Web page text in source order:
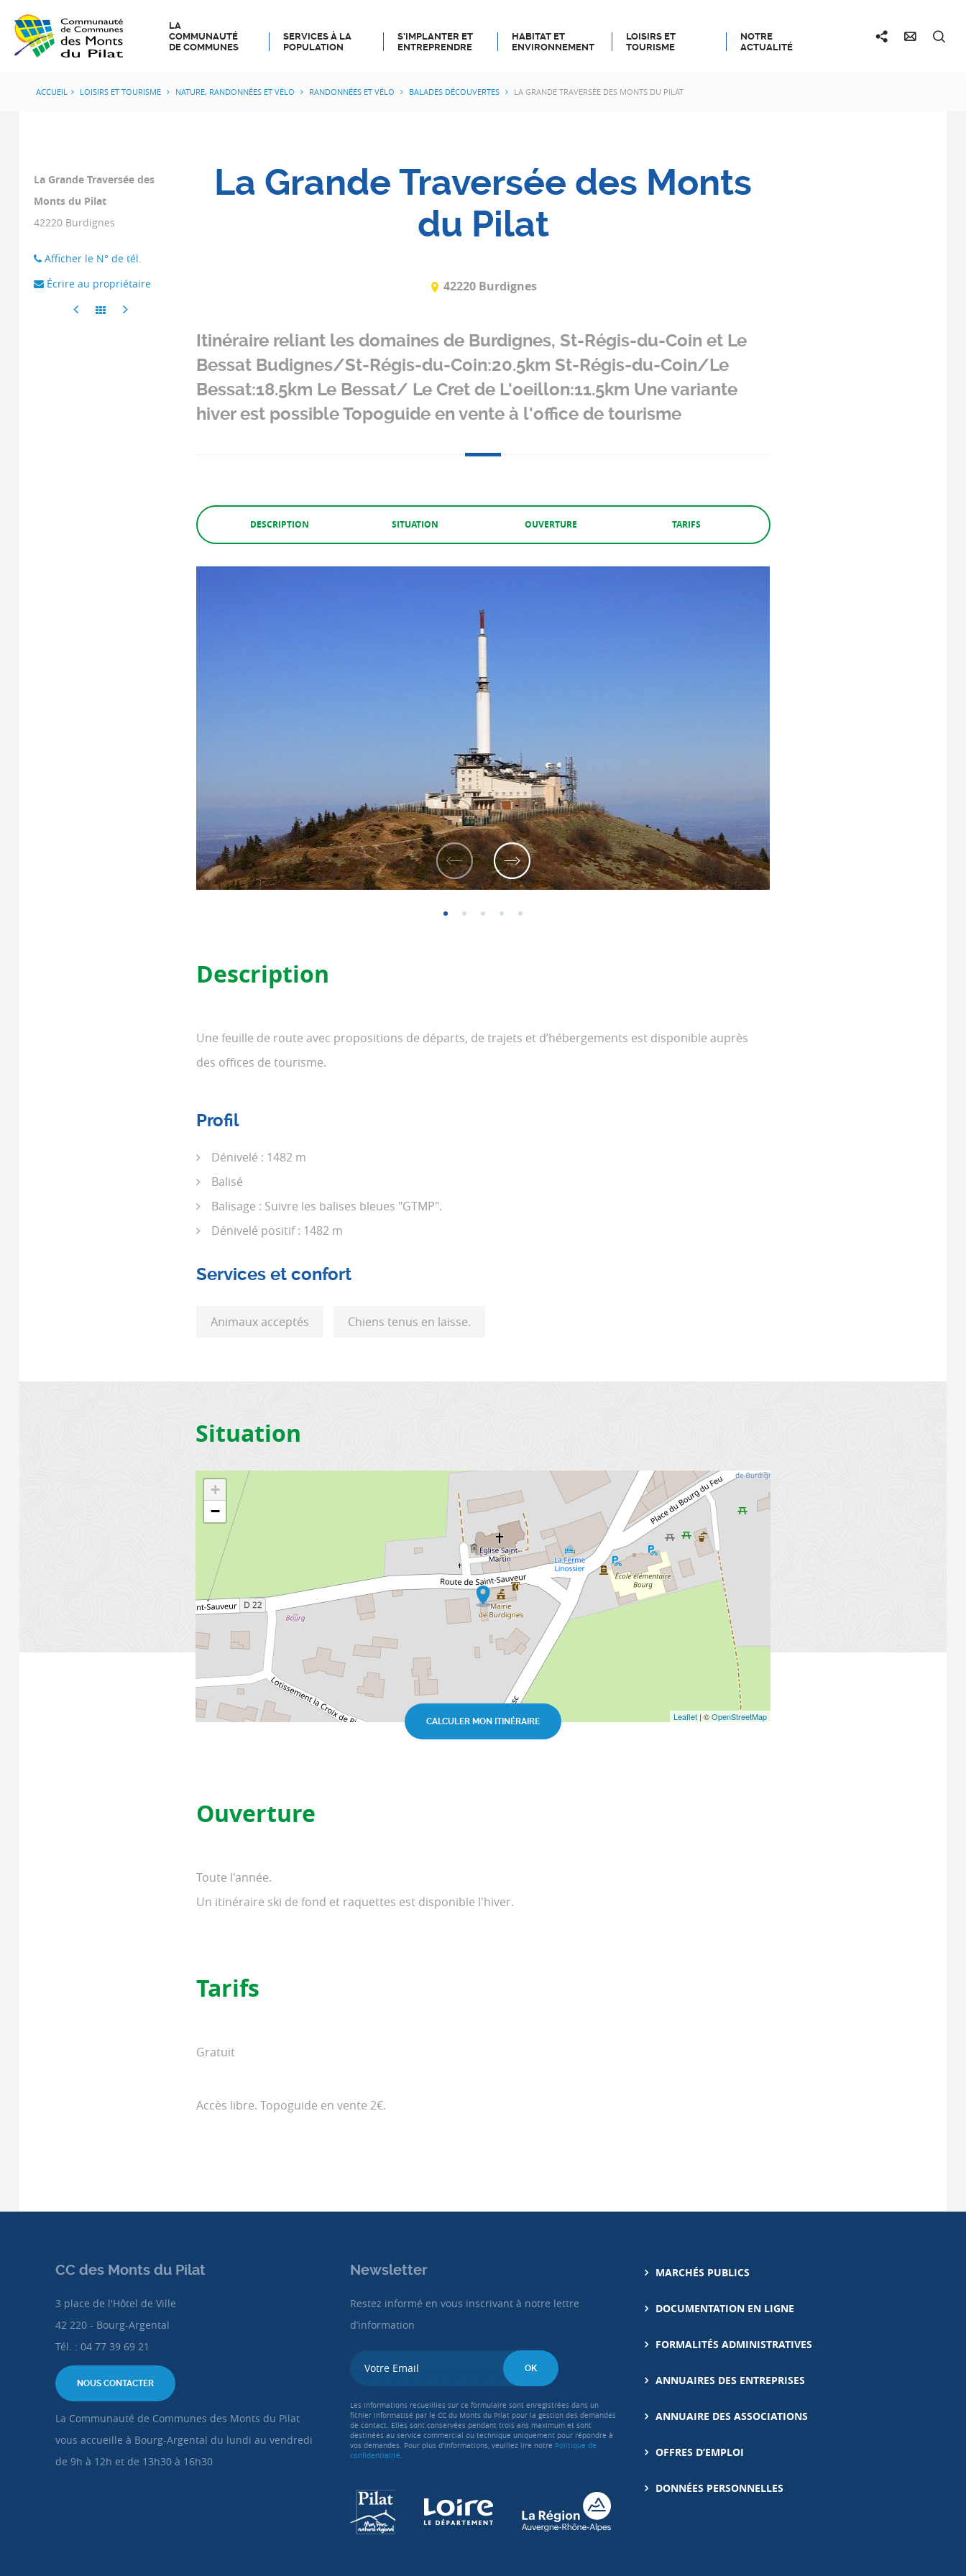
LA
COMMUNAUTÉ
DE COMMUNES
SERVICES À LA
POPULATION
S’IMPLANTER ET
ENTREPRENDRE
HABITAT ET
ENVIRONNEMENT
LOISIRS ET
TOURISME
NOTRE
ACTUALITÉ
ACCUEIL LOISIRS ET TOURISME NATURE, RANDONNÉES ET VÉLO RANDONNÉES ET VÉLO BALADES DÉCOUVERTES LA GRANDE TRAVERSÉE DES MONTS DU PILAT
La Grande Traversée des
Monts du Pilat
42220 Burdignes
Afficher le N° de tél.
Écrire au propriétaire
La Grande Traversée des Monts
du Pilat
42220 Burdignes
Itinéraire reliant les domaines de Burdignes, St-Régis-du-Coin et Le
Bessat Budignes/St-Régis-du-Coin:20.5km St-Régis-du-Coin/Le
Bessat:18.5km Le Bessat/ Le Cret de L'oeillon:11.5km Une variante
hiver est possible Topoguide en vente à l'office de tourisme
DESCRIPTION SITUATION OUVERTURE TARIFS
Previous
Next
Description
Une feuille de route avec propositions de départs, de trajets et d’hébergements est disponible auprès
des offices de tourisme.
Profil
Dénivelé : 1482 m
Balisé
Balisage : Suivre les balises bleues "GTMP".
Dénivelé positif : 1482 m
Services et confort
Animaux acceptés Chiens tenus en laisse.
Situation
+
−
Leaflet | ©OpenStreetMap
CALCULER MON ITINÉRAIRE
Ouverture
Toute l'année.
Un itinéraire ski de fond et raquettes est disponible l'hiver.
Tarifs
Gratuit
Accès libre. Topoguide en vente 2€.
CC des Monts du Pilat
3 place de l'Hôtel de Ville
42 220 - Bourg-Argental
Tél. : 04 77 39 69 21
NOUS CONTACTER
La Communauté de Communes des Monts du Pilat
vous accueille à Bourg-Argental du lundi au vendredi
de 9h à 12h et de 13h30 à 16h30
Newsletter
Restez informé en vous inscrivant à notre lettre
d’information
Les informations recueillies sur ce formulaire sont enregistrées dans un
fichier informatisé par le CC du Monts du Pilat pour la gestion des demandes
de contact. Elles sont conservées pendant trois ans maximum et sont
destinées au service commercial ou technique uniquement pour répondre à
vos demandes. Pour plus d'informations, veuillez lire notre Politique de
confidentialité.
MARCHÉS PUBLICS
DOCUMENTATION EN LIGNE
FORMALITÉS ADMINISTRATIVES
ANNUAIRES DES ENTREPRISES
ANNUAIRE DES ASSOCIATIONS
OFFRES D’EMPLOI
DONNÉES PERSONNELLES